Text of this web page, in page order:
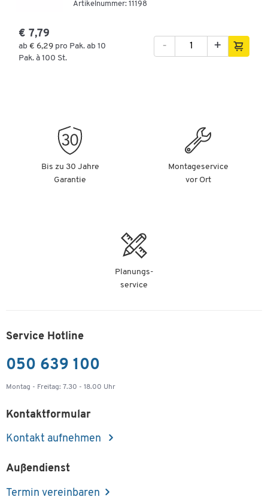
Artikelnummer: 11198
€ 7,79
ab € 6,29 pro Pak. ab 10
Pak. à 100 St.
+
-
Bis zu 30 Jahre
Garantie
Montageservice
vor Ort
Planungs-
service
Service Hotline
050 639 100
Montag - Freitag: 7.30 - 18.00 Uhr
Kontaktformular
Kontakt aufnehmen
Außendienst
Termin vereinbaren